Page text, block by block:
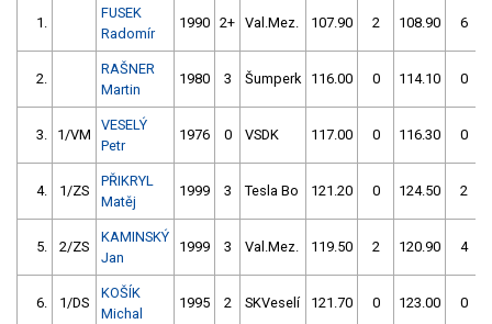
1.
FUSEK
Radomír
1990 2+ Val.Mez. 107.90 2 108.90 6
2.
RAŠNER
Martin
1980 3 Šumperk 116.00 0 114.10 0
3. 1/VM
VESELÝ
Petr
1976 0 VSDK 117.00 0 116.30 0
4. 1/ZS
PŘIKRYL
Matěj
1999 3 Tesla Bo 121.20 0 124.50 2
5. 2/ZS
KAMINSKÝ
Jan
1999 3 Val.Mez. 119.50 2 120.90 4
6. 1/DS
KOŠÍK
Michal
1995 2 SKVeselí 121.70 0 123.00 0